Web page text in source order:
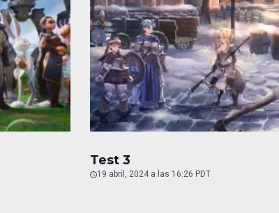
Test 3
19 abril, 2024 a las 16:26 PDT